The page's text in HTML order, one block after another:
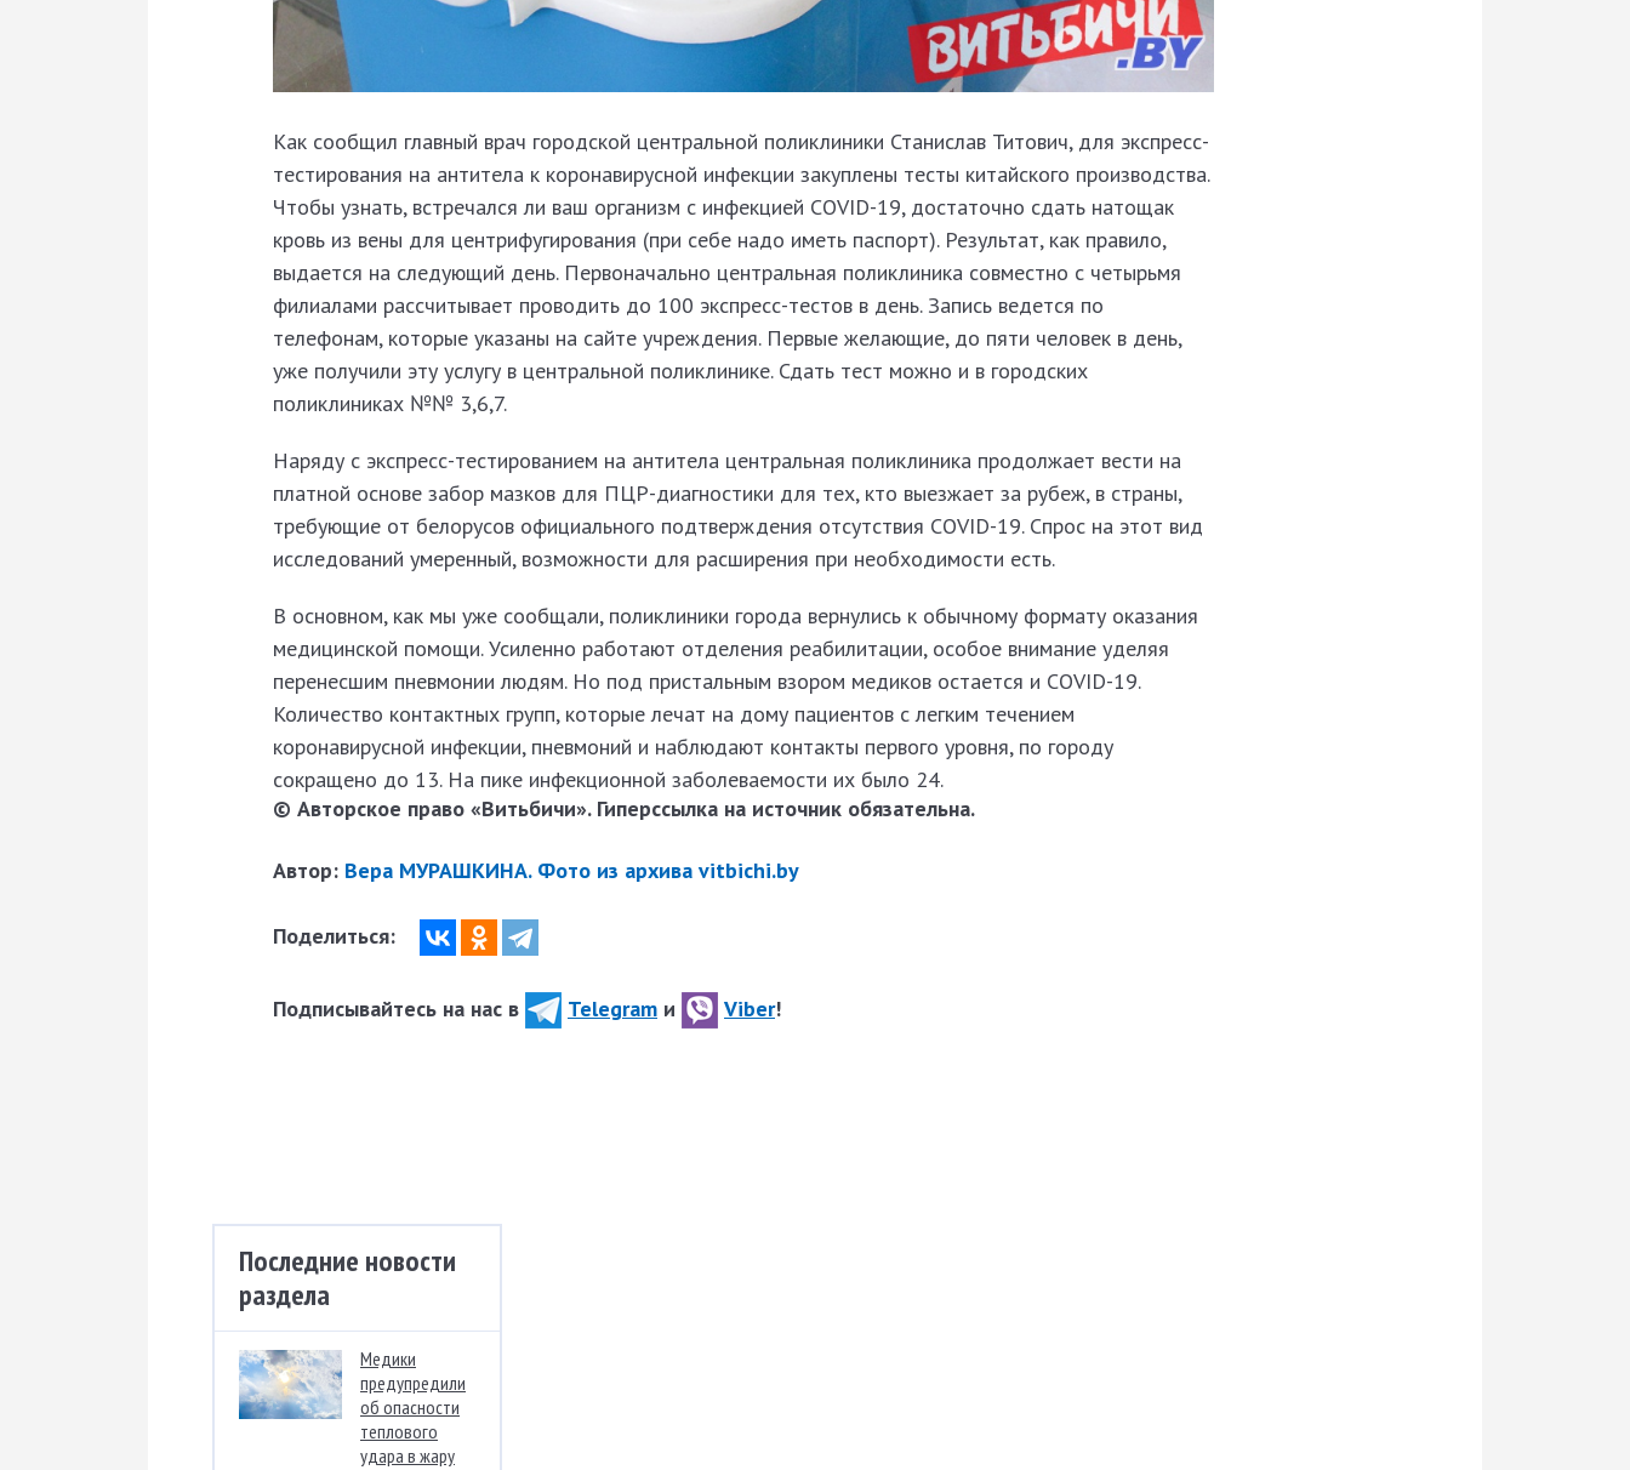
Как сообщил главный врач городской центральной поликлиники Станислав Титович, для экспресс-
тестирования на антитела к коронавирусной инфекции закуплены тесты китайского производства.
Чтобы узнать, встречался ли ваш организм с инфекцией COVID-19, достаточно сдать натощак
кровь из вены для центрифугирования (при себе надо иметь паспорт). Результат, как правило,
выдается на следующий день. Первоначально центральная поликлиника совместно с четырьмя
филиалами рассчитывает проводить до 100 экспресс-тестов в день. Запись ведется по
телефонам, которые указаны на сайте учреждения. Первые желающие, до пяти человек в день,
уже получили эту услугу в центральной поликлинике. Сдать тест можно и в городских
поликлиниках №№ 3,6,7.
Наряду с экспресс-тестированием на антитела центральная поликлиника продолжает вести на
платной основе забор мазков для ПЦР-диагностики для тех, кто выезжает за рубеж, в страны,
требующие от белорусов официального подтверждения отсутствия COVID-19. Спрос на этот вид
исследований умеренный, возможности для расширения при необходимости есть.
В основном, как мы уже сообщали, поликлиники города вернулись к обычному формату оказания
медицинской помощи. Усиленно работают отделения реабилитации, особое внимание уделяя
перенесшим пневмонии людям. Но под пристальным взором медиков остается и COVID-19.
Количество контактных групп, которые лечат на дому пациентов с легким течением
коронавирусной инфекции, пневмоний и наблюдают контакты первого уровня, по городу
сокращено до 13. На пике инфекционной заболеваемости их было 24.
© Авторское право «Витьбичи». Гиперссылка на источник обязательна.
Автор: Вера МУРАШКИНА. Фото из архива vitbichi.by
Поделиться:
Подписывайтесь на нас в Telegram и Viber!
Последние новости
раздела
Медики
предупредили
об опасности
теплового
удара в жару